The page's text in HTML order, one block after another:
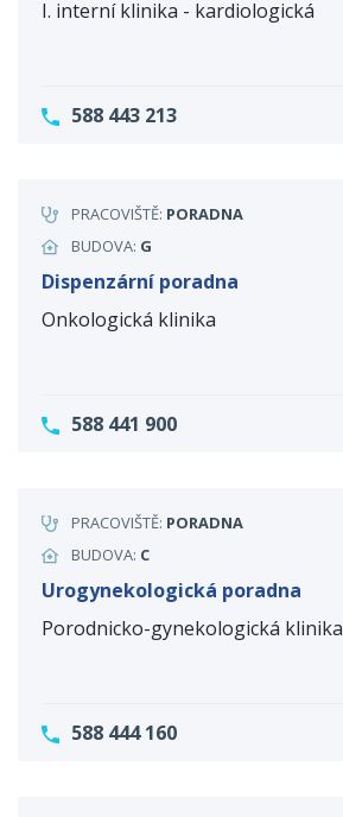
I. interní klinika - kardiologická
588 443 213
PRACOVIŠTĚ: PORADNA
BUDOVA: G
Dispenzární poradna
Onkologická klinika
588 441 900
PRACOVIŠTĚ: PORADNA
BUDOVA: C
Urogynekologická poradna
Porodnicko-gynekologická klinika
588 444 160